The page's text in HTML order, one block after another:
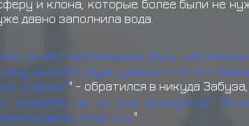
и клона, которые более были не
давно заполнила вода.
в нём необходимо быть
шиноби, будь уверен что тот
старик?" - обратился в никуда
примешь ли ты это, Арджунна?
пока что."